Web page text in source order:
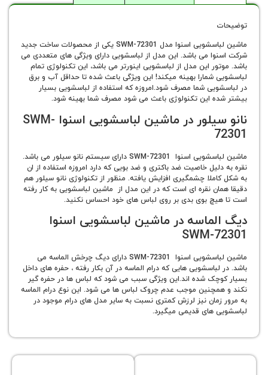
ماشین لباسشویی اسنوا مدل SWM-72301 یکی از محصولات ساخت جدید
می باشد. این مدل از لباسشویی دارای ویژگی های متعددی می
این مدل از لباسشویی اینورتر می باشد، این تکنولوژی تمام
شمارا بهینه میکند! این ویژگی باعث شده تا حداقل آب و برق
شما مصرف شود.امروزه که استفاده از لباسشویی بسیار
این تکنولوژی باعث می شود مصرف شما بهینه شود.
نانو سیلور در ماشین لباسشویی اسنوا SWM-
ماشین لباسشویی اسنوا SWM-72301 دارای سیستم نانو سیلور می باشد.
خاصیت ضد باکتری و ضد بویی که دارد امروزه استفاده از ان
چشمگیری افزایش یافته. منظور از تکنولوژی نانو سیلور هم
نقره ای است که در این مدل از ماشین لباسشویی به کار رفته
بوی بدی بر روی لباس های خود احساس نکنید.
در ماشین لباسشویی اسنوا
SWM-
ماشین لباسشویی اسنوا SWM-72301 دارای دیگ چرخش الماسه می
هایی که درام الماسه در آن بکار رفته ، حفره های داخل
شده اند.این ویژگی سبب می شود که لباس ها در حفره گیر
موجب عدم چروک لباس ها می شود. این نوع درام الماسه
نیز لرزش کمتری نسبت به سایر مدل های درام موجود در
های قدیمی میگیرد.